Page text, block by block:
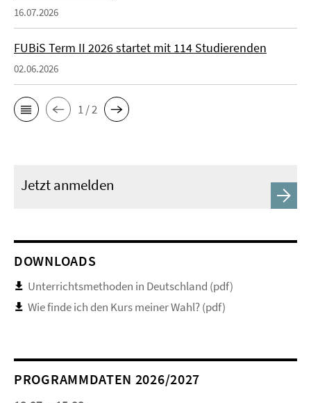
16.07.2026
FUBiS Term II 2026 startet mit 114 Studierenden
02.06.2026
1 / 2
Jetzt anmelden
DOWNLOADS
Unterrichtsmethoden in Deutschland (pdf)
Wie finde ich den Kurs meiner Wahl? (pdf)
PROGRAMMDATEN 2026/2027